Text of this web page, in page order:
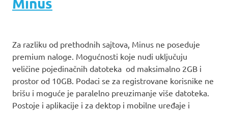
Za razliku od prethodnih sajtova, Minus ne poseduje
premium naloge. Mogućnosti koje nudi uključuju
veličine pojedinačnih datoteka od maksimalno 2GB i
prostor od 10GB. Podaci se za registrovane korisnike ne
brišu i moguće je paralelno preuzimanje više datoteka.
Postoje i aplikacije i za dektop i mobilne uređaje i